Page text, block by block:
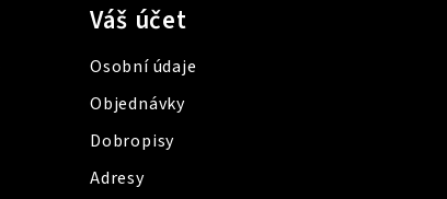
Váš účet
Osobní údaje
Objednávky
Dobropisy
Adresy